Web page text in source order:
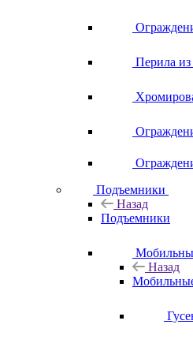
Перила
Подъемники
Назад
Подъемники
Назад